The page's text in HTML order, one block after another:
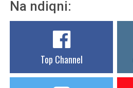
Na ndiqni:
Top Channel